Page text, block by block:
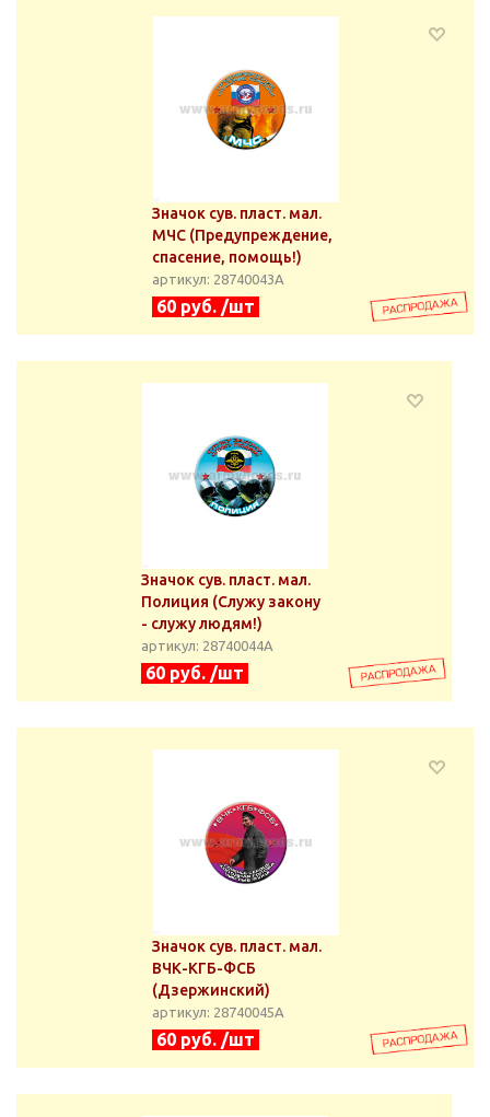
Значок сув. пласт. мал.
МЧС (Предупреждение,
спасение, помощь!)
артикул: 28740043А
60 руб. /шт
Значок сув. пласт. мал.
Полиция (Служу закону
- служу людям!)
артикул: 28740044А
60 руб. /шт
Значок сув. пласт. мал.
ВЧК-КГБ-ФСБ
(Дзержинский)
артикул: 28740045А
60 руб. /шт